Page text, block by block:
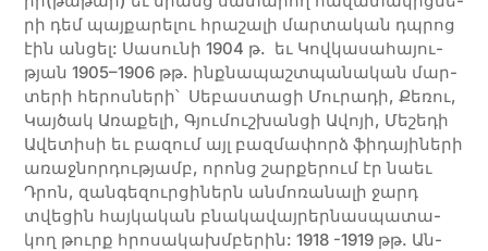
րի դեմ պայ­­քա­­րե­­լու հրա­­շա­­լի մար­­տա­­կան դպրոց
էին ան­­ցել: Սա­­սու­­նի 1904 թ. եւ Կով­կա­սա­հա­յու­
թյան 1905–1906 թթ. ինք­նա­­պաշտ­պա­­նա­­կան մար­­
տե­­րի հե­­րոս­­նե­­րի՝ Սե­­բաս­­տա­­ցի Մու­­րա­­դի, Քե­­ռու,
Կայ­­ծակ Ա­­ռա­­քե­­լի, Գյու­­մուշ­­խան­­ցի Ա­­վո­­յի, Մե­­շե­­դի
Ա­­վե­­տի­­սի եւ բա­­զում այլ բազ­­մա­­փորձ ֆի­­դա­­յի­­նե­­րի
ա­­ռաջ­­նոր­­դու­­թյամբ, ո­րոնց շար­­քե­­րում էր նաեւ
Դրոն, զան­­գե­­զուր­­ցի­­ներն ան­­մո­­ռա­­նա­­լի ջարդ
տվե­­ցին հայ­­կա­­կան բնա­­կա­­վայ­­րե­ր­նաս­­պա­­տա­­
կող թուրք հրո­­սա­­կախմ­բե­­րին: 1918 -1919 թթ. Ան­